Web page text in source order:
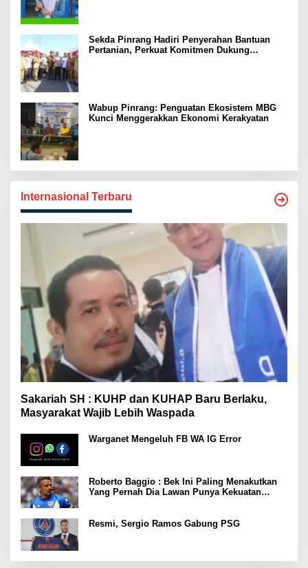
Sekda Pinrang Hadiri Penyerahan Bantuan
Pertanian, Perkuat Komitmen Dukung
Wabup Pinrang: Penguatan Ekosistem MBG
Kunci Menggerakkan Ekonomi Kerakyatan
Internasional Terbaru
Sakariah SH : KUHP dan KUHAP Baru Berlaku,
Masyarakat Wajib Lebih Waspada
Warganet Mengeluh FB WA IG Error
Roberto Baggio : Bek Ini Paling Menakutkan
Yang Pernah Dia Lawan Punya Kekuatan
Resmi, Sergio Ramos Gabung PSG